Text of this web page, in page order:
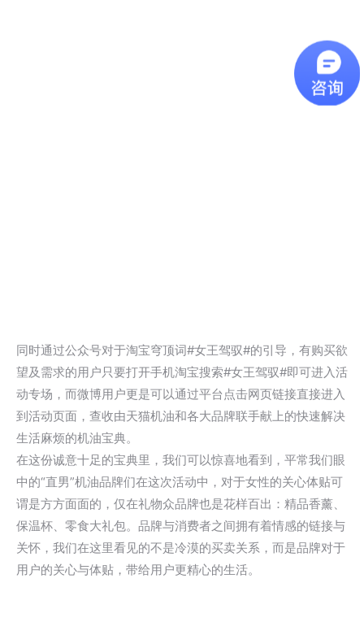
同时通过公众号对于淘宝穹顶词#女王驾驭#的引导，有购买欲
望及需求的用户只要打开手机淘宝搜索#女王驾驭#即可进入活
动专场，而微博用户更是可以通过平台点击网页链接直接进入
到活动页面，查收由天猫机油和各大品牌联手献上的快速解决
生活麻烦的机油宝典。
在这份诚意十足的宝典里，我们可以惊喜地看到，平常我们眼
中的“直男”机油品牌们在这次活动中，对于女性的关心体贴可
谓是方方面面的，仅在礼物众品牌也是花样百出：精品香薰、
保温杯、零食大礼包。品牌与消费者之间拥有着情感的链接与
关怀，我们在这里看见的不是冷漠的买卖关系，而是品牌对于
用户的关心与体贴，带给用户更精心的生活。